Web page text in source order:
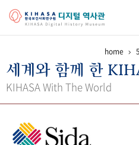
걸어온 길 기관 변천사 역대
정책과 연구 키워드로 보는 연구
home
세계와 함께 한
KIHASA With The World